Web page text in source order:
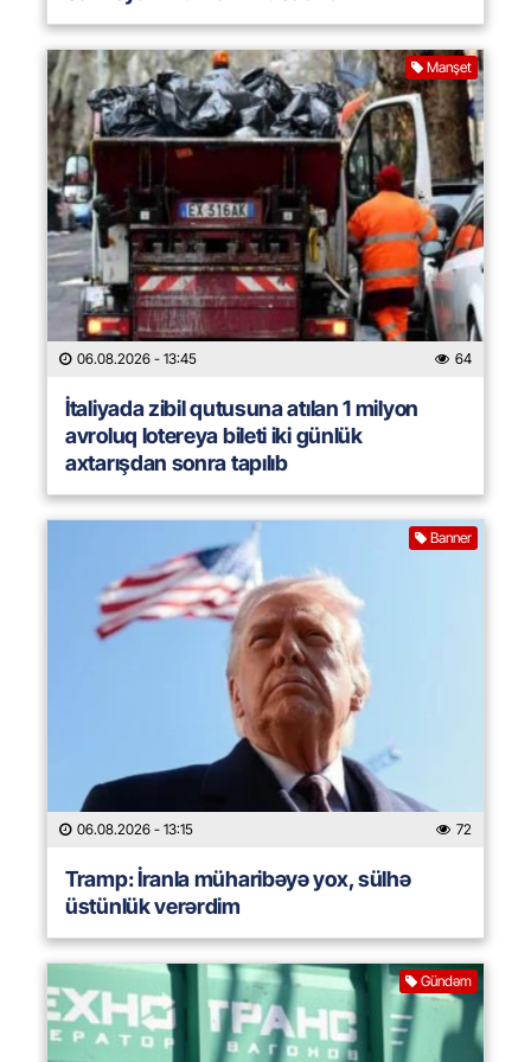
Manşet
06.08.2026 - 13:45 64
İtaliyada zibil qutusuna atılan 1 milyon
avroluq lotereya bileti iki günlük
axtarışdan sonra tapılıb
Banner
06.08.2026 - 13:15 72
Tramp: İranla müharibəyə yox, sülhə
üstünlük verərdim
Gündəm